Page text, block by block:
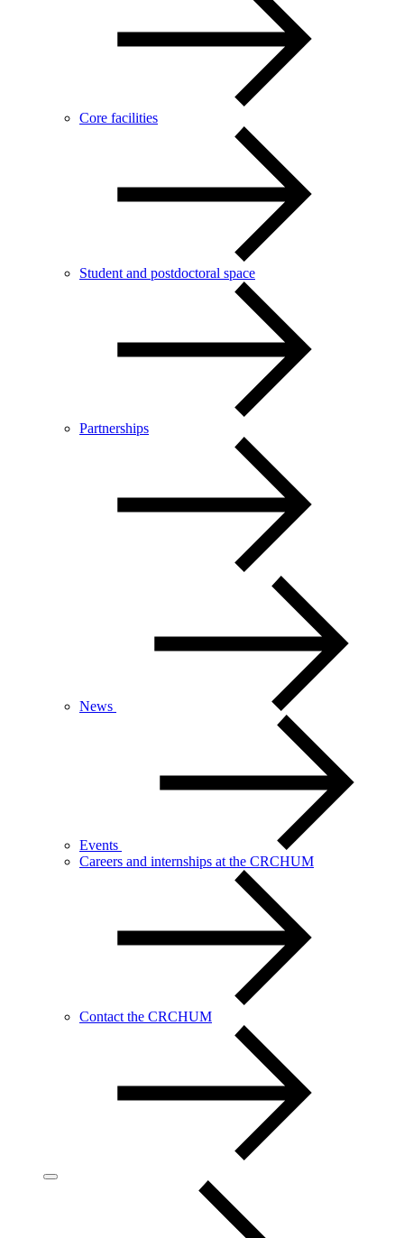
Core facilities
Student and postdoctoral space
Partnerships
News
Events
Careers and internships at the CRCHUM
Contact the CRCHUM